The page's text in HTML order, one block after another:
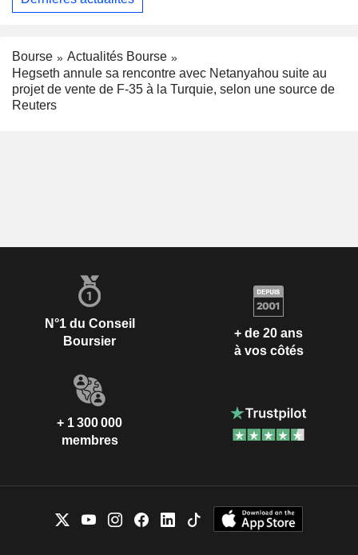
Bourse
Actualités Bourse
Hegseth annule sa rencontre avec Netanyahou suite au
projet de vente de F-35 à la Turquie, selon une source de
Reuters
N°1 du Conseil
Boursier
+ de 20 ans
à vos côtés
+ 1 300 000
membres